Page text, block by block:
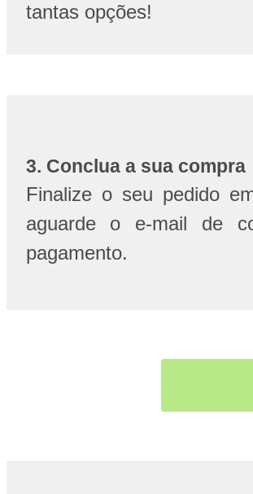
tantas opções!
3. Conclua a sua compra
Finalize o seu pedido
aguarde o e-mail de
pagamento.